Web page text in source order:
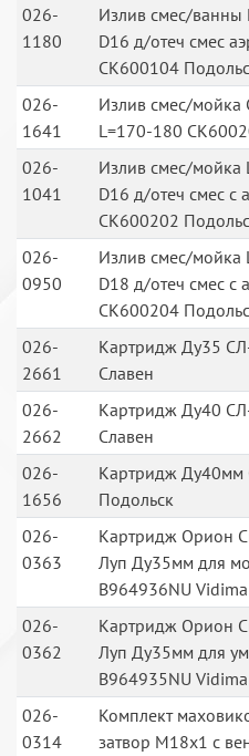
026-
1180
Излив смес/ванны
D16 д/отеч смес
СК600104
026-
1641
Излив смес/мойка
L=170-180
026-
1041
Излив смес/мойка
D16 д/отеч смес c
СК600202
026-
0950
Излив смес/мойка
D18 д/отеч смес с
СК600204
026-
2661
Картридж Ду35
Славен
026-
2662
Картридж Ду40
Славен
026-
1656
Картридж Ду40мм
Подольск
026-
0363
Картридж Орион
Луп Ду35мм для
B964936NU Vidima
026-
0362
Картридж Орион
Луп Ду35мм для
B964935NU Vidima
026-
0314
Комплект
затвор М18х1 с